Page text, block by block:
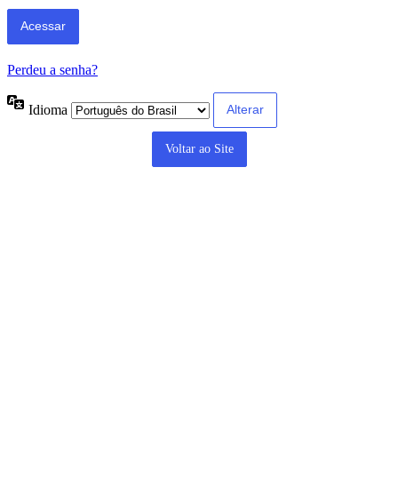
Perdeu a senha?
Idioma
Voltar ao Site